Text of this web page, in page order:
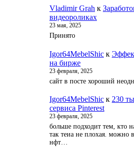
Vladimir Grah к
видеороликах
23 мая, 2025
Принято
Igor64MebelShic к
на бирже
23 февраля, 2025
сайт в посте хороший
Igor64MebelShic к 230
сервиса Pinterest
23 февраля, 2025
больше подходит тем, кто
так теиа не плохая. можно
нфт…